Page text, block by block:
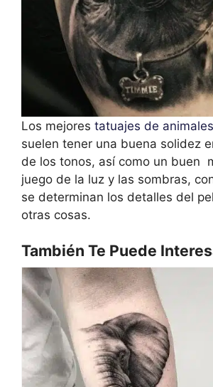
Los mejores tatuajes de
suelen tener una buena solidez
de los tonos, así como un buen
juego de la luz y las sombras,
se determinan los detalles del
otras cosas.
También Te Puede